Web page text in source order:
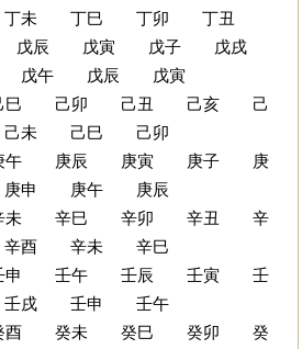
未 丁巳 丁卯 丁丑
辰 戊寅 戊子 戊戌
戊午 戊辰 戊寅
巳 己卯 己丑 己亥 己
未 己巳 己卯
午 庚辰 庚寅 庚子 庚
申 庚午 庚辰
未 辛巳 辛卯 辛丑 辛
酉 辛未 辛巳
申 壬午 壬辰 壬寅 壬
戌 壬申 壬午
酉 癸未 癸巳 癸卯 癸